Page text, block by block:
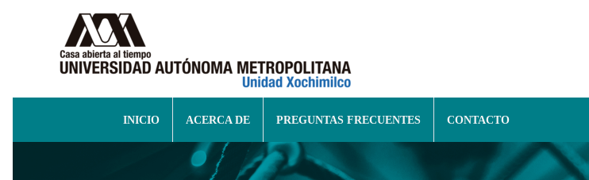
INICIO ACERCA DE PREGUNTAS FRECUENTES CONTACTO